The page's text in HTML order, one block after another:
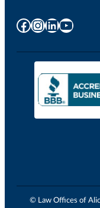
Facebook
Instagram
LinkedIn
© Law Offices of